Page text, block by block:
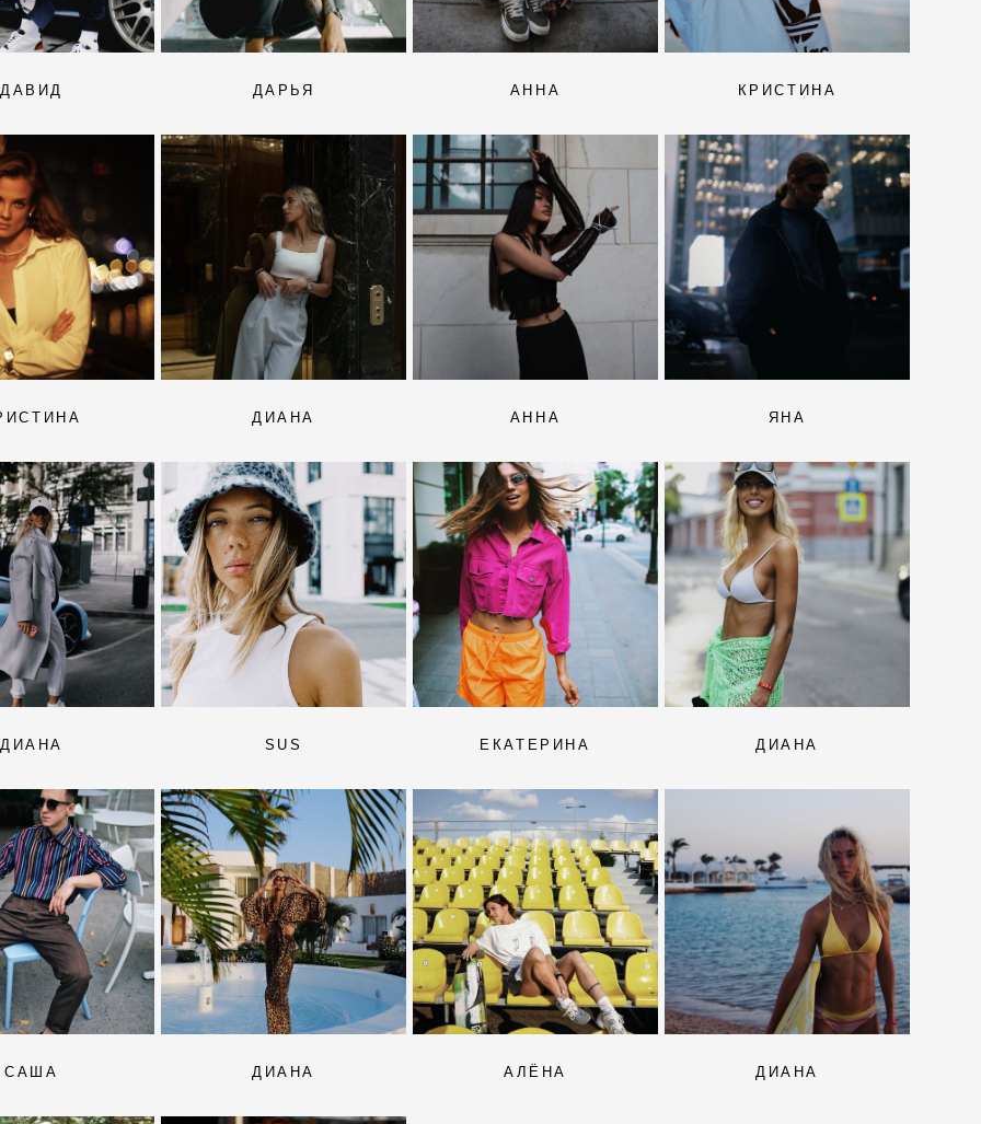
ДАВИД ДАРЬЯ АННА КРИСТИНА
ДИАНА АННА ЯНА
ДИАНА SUS ЕКАТЕРИНА ДИАНА
САША ДИАНА АЛЁНА ДИАНА